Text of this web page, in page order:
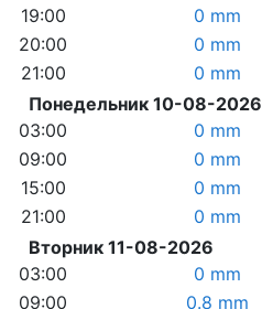
19:00
0 mm
20:00
0 mm
21:00
0 mm
Понедельник 10-08-2026
03:00
0 mm
09:00
0 mm
15:00
0 mm
21:00
0 mm
Вторник 11-08-2026
03:00
0 mm
09:00
0.8 mm